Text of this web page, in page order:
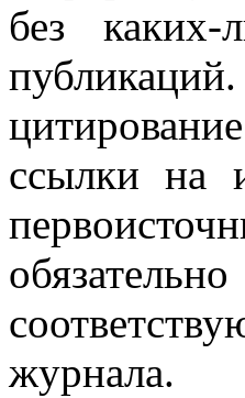
без
ссылки на
журнала.